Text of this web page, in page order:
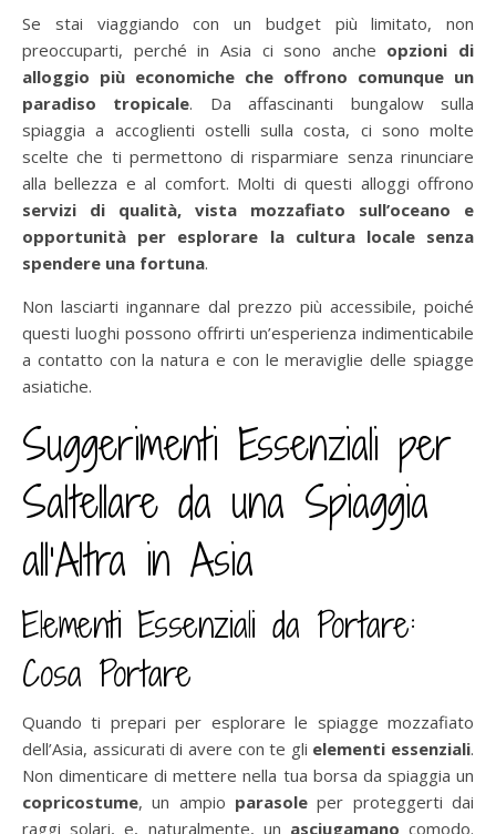
Se stai viaggiando con un budget più limitato, non
preoccuparti, perché in Asia ci sono anche opzioni di
alloggio più economiche che offrono comunque un
paradiso tropicale. Da affascinanti bungalow sulla
spiaggia a accoglienti ostelli sulla costa, ci sono molte
scelte che ti permettono di risparmiare senza rinunciare
alla bellezza e al comfort. Molti di questi alloggi offrono
servizi di qualità, vista mozzafiato sull’oceano e
opportunità per esplorare la cultura locale senza
spendere una fortuna.
Non lasciarti ingannare dal prezzo più accessibile, poiché
questi luoghi possono offrirti un’esperienza indimenticabile
a contatto con la natura e con le meraviglie delle spiagge
asiatiche.
Suggerimenti Essenziali per
Saltellare da una Spiaggia
all’Altra in Asia
Elementi Essenziali da Portare:
Cosa Portare
Quando ti prepari per esplorare le spiagge mozzafiato
dell’Asia, assicurati di avere con te gli elementi essenziali.
Non dimenticare di mettere nella tua borsa da spiaggia un
copricostume, un ampio parasole per proteggerti dai
raggi solari, e, naturalmente, un asciugamano comodo.